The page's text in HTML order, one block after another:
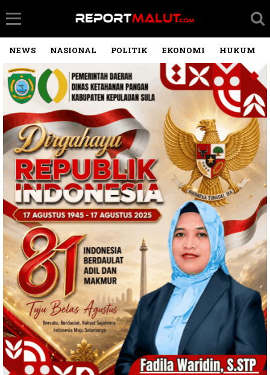
NEWS NASIONAL POLITIK EKONOMI HUKUM